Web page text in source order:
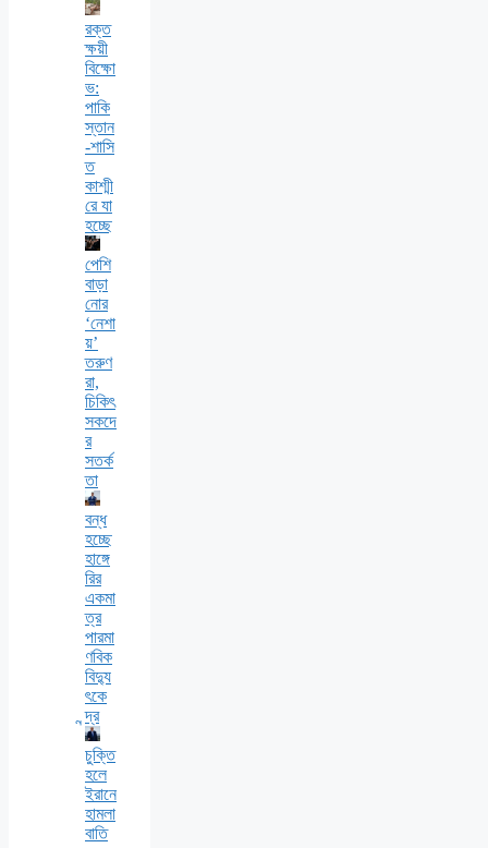
রক্ত
ক্ষয়ী
বিক্ষো
ভ:
পাকি
স্তান
-শাসি
ত
কাশ্মী
রে যা
হচ্ছে
পেশি
বাড়া
নোর
‘নেশা
য়’
তরুণ
রা,
চিকিৎ
সকদে
র
সতর্ক
তা
বন্ধ
হচ্ছে
হাঙ্গে
রির
একমা
ত্র
পারমা
ণবিক
বিদ্যু
ৎকে
ন্দ্র
চুক্তি
হলে
ইরানে
হামলা
বাতি